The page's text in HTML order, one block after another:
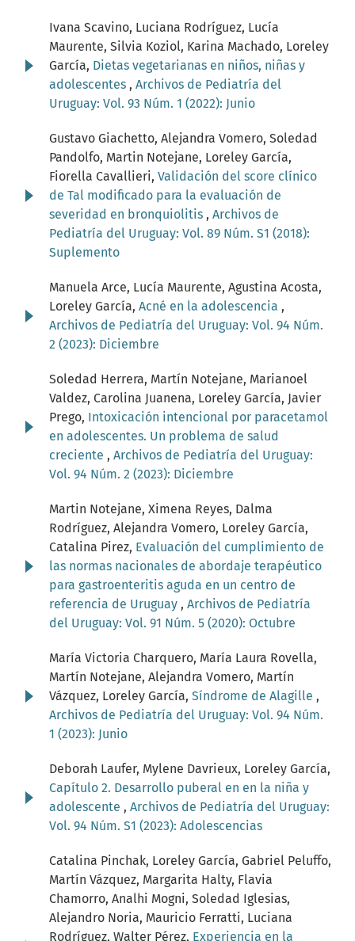
Ivana Scavino, Luciana Rodríguez, Lucía
Maurente, Silvia Koziol, Karina Machado, Loreley
García, Dietas vegetarianas en niños, niñas y
adolescentes , Archivos de Pediatría del
Uruguay: Vol. 93 Núm. 1 (2022): Junio
Gustavo Giachetto, Alejandra Vomero, Soledad
Pandolfo, Martin Notejane, Loreley García,
Fiorella Cavallieri, Validación del score clínico
de Tal modificado para la evaluación de
severidad en bronquiolitis , Archivos de
Pediatría del Uruguay: Vol. 89 Núm. S1 (2018):
Suplemento
Manuela Arce, Lucía Maurente, Agustina Acosta,
Loreley García, Acné en la adolescencia ,
Archivos de Pediatría del Uruguay: Vol. 94 Núm.
2 (2023): Diciembre
Soledad Herrera, Martín Notejane, Marianoel
Valdez, Carolina Juanena, Loreley García, Javier
Prego, Intoxicación intencional por paracetamol
en adolescentes. Un problema de salud
creciente , Archivos de Pediatría del Uruguay:
Vol. 94 Núm. 2 (2023): Diciembre
Martin Notejane, Ximena Reyes, Dalma
Rodríguez, Alejandra Vomero, Loreley García,
Catalina Pirez, Evaluación del cumplimiento de
las normas nacionales de abordaje terapéutico
para gastroenteritis aguda en un centro de
referencia de Uruguay , Archivos de Pediatría
del Uruguay: Vol. 91 Núm. 5 (2020): Octubre
María Victoria Charquero, María Laura Rovella,
Martín Notejane, Alejandra Vomero, Martín
Vázquez, Loreley García, Síndrome de Alagille ,
Archivos de Pediatría del Uruguay: Vol. 94 Núm.
1 (2023): Junio
Deborah Laufer, Mylene Davrieux, Loreley García,
Capítulo 2. Desarrollo puberal en en la niña y
adolescente , Archivos de Pediatría del Uruguay:
Vol. 94 Núm. S1 (2023): Adolescencias
Catalina Pinchak, Loreley García, Gabriel Peluffo,
Martín Vázquez, Margarita Halty, Flavia
Chamorro, Analhi Mogni, Soledad Iglesias,
Alejandro Noria, Mauricio Ferratti, Luciana
Rodríguez, Walter Pérez, Experiencia en la